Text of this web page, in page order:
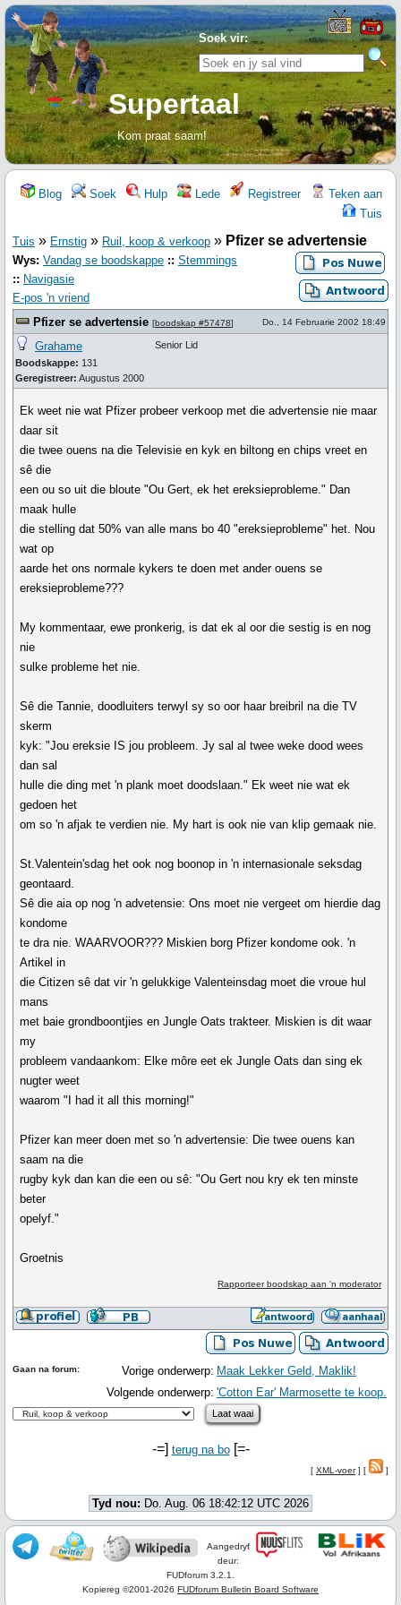
Soek vir:
Supertaal
Kom praat saam!
Blog Soek Hulp Lede Registreer
Teken aan
Tuis
Tuis » Ernstig » Ruil, koop & verkoop » Pfizer se advertensie
Wys: Vandag se boodskappe :: Stemmings
:: Navigasie
E-pos 'n vriend
Pfizer se advertensie [boodskap #57478] Do., 14 Februarie 2002 18:49
Grahame
Boodskappe: 131
Geregistreer: Augustus 2000
Senior Lid
Ek weet nie wat Pfizer probeer verkoop met die advertensie nie maar
daar sit
die twee ouens na die Televisie en kyk en biltong en chips vreet en
sê die
een ou so uit die bloute "Ou Gert, ek het ereksieprobleme." Dan
maak hulle
die stelling dat 50% van alle mans bo 40 "ereksieprobleme" het. Nou
wat op
aarde het ons normale kykers te doen met ander ouens se
ereksieprobleme???
My kommentaar, ewe pronkerig, is dat ek al oor die sestig is en nog
nie
sulke probleme het nie.
Sê die Tannie, doodluiters terwyl sy so oor haar breibril na die TV
skerm
kyk: "Jou ereksie IS jou probleem. Jy sal al twee weke dood wees
dan sal
hulle die ding met 'n plank moet doodslaan." Ek weet nie wat ek
gedoen het
om so 'n afjak te verdien nie. My hart is ook nie van klip gemaak nie.
St.Valentein'sdag het ook nog boonop in 'n internasionale seksdag
geontaard.
Sê die aia op nog 'n advetensie: Ons moet nie vergeet om hierdie dag
kondome
te dra nie. WAARVOOR??? Miskien borg Pfizer kondome ook. 'n
Artikel in
die Citizen sê dat vir 'n gelukkige Valenteinsdag moet die vroue hul
mans
met baie grondboontjies en Jungle Oats trakteer. Miskien is dit waar
my
probleem vandaankom: Elke môre eet ek Jungle Oats dan sing ek
nugter weet
waarom "I had it all this morning!"
Pfizer kan meer doen met so 'n advertensie: Die twee ouens kan
saam na die
rugby kyk dan kan die een ou sê: "Ou Gert nou kry ek ten minste
beter
opelyf."
Groetnis
Rapporteer boodskap aan 'n moderator
Vorige onderwerp: Maak Lekker Geld, Maklik!
Volgende onderwerp: 'Cotton Ear' Marmosette te koop.
Gaan na forum:
-=] terug na bo[=-
[ XML-voer] [ ]
Tyd nou: Do. Aug. 06 18:42:12 UTC 2026
Aangedryf
deur:
FUDforum 3.2.1.
Kopiereg ©2001-2026 FUDforum Bulletin Board Software